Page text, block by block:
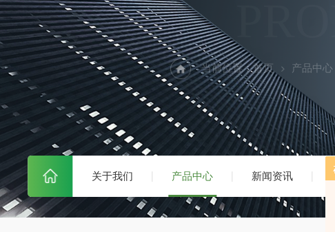
关于我们 产品中心 新闻资讯
当前位置：首页 产品中心